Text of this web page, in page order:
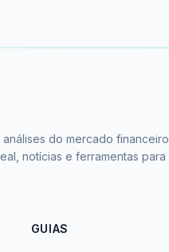
do mercado financeiro
notícias e ferramentas para
GUIAS